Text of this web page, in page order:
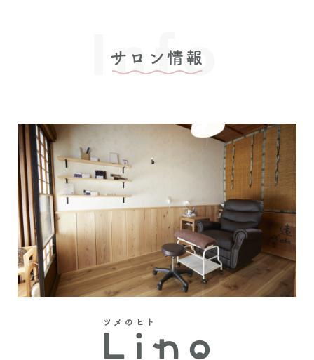
サロン情報
Info